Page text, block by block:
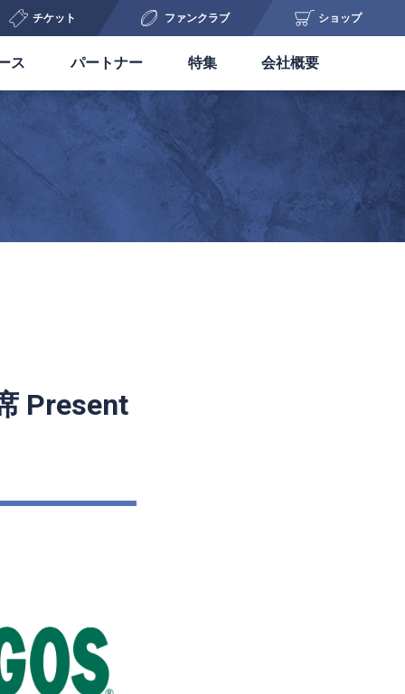
チケット ファンクラブ ショップ
ス パートナー 特集 会社概要
Present